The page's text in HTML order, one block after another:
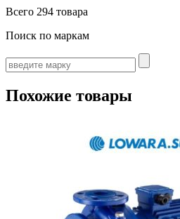
Всего 294 товара
Поиск по маркам
Похожие товары